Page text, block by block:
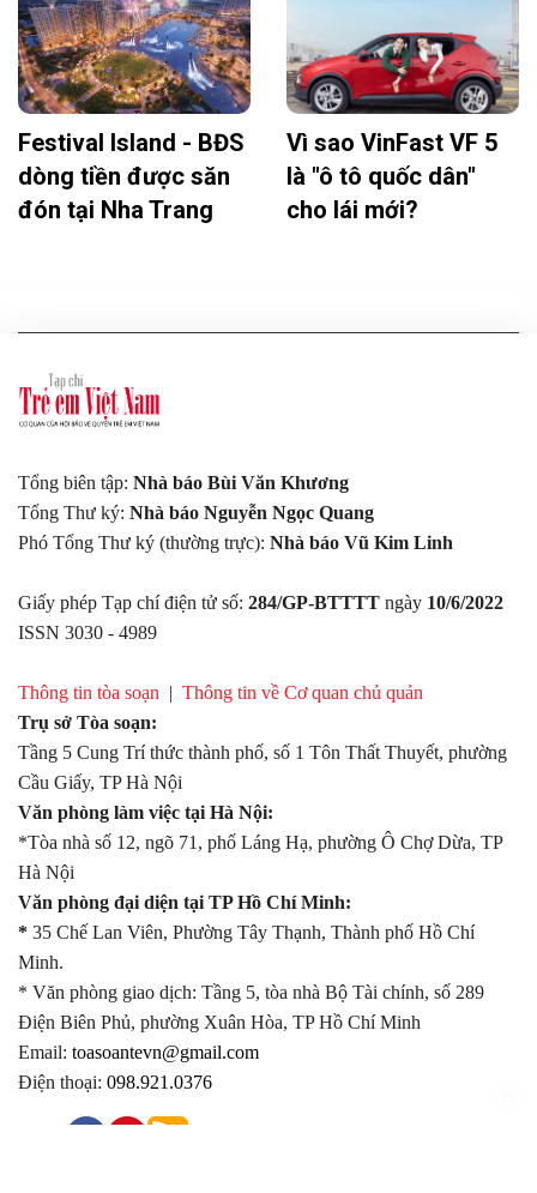
Festival Island - BĐS
dòng tiền được săn
đón tại Nha Trang
Vì sao VinFast VF 5
là "ô tô quốc dân"
cho lái mới?
Tổng biên tập: Nhà báo Bùi Văn Khương
Tổng Thư ký: Nhà báo Nguyễn Ngọc Quang
Phó Tổng Thư ký (thường trực): Nhà báo Vũ Kim Linh
Giấy phép Tạp chí điện tử số: 284/GP-BTTTT ngày 10/6/2022
ISSN 3030 - 4989
Thông tin tòa soạn | Thông tin về Cơ quan chủ quản
Trụ sở Tòa soạn:
Tầng 5 Cung Trí thức thành phố, số 1 Tôn Thất Thuyết, phường
Cầu Giấy, TP Hà Nội
Văn phòng làm việc tại Hà Nội:
*Tòa nhà số 12, ngõ 71, phố Láng Hạ, phường Ô Chợ Dừa, TP
Hà Nội
Văn phòng đại diện tại TP Hồ Chí Minh:
* 35 Chế Lan Viên, Phường Tây Thạnh, Thành phố Hồ Chí
Minh.
* Văn phòng giao dịch: Tầng 5, tòa nhà Bộ Tài chính, số 289
Điện Biên Phủ, phường Xuân Hòa, TP Hồ Chí Minh
Email: toasoantevn@gmail.com
Điện thoại: 098.921.0376